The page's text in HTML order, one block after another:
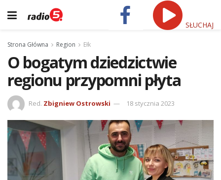
SŁUCHAJ
Strona Główna Region Ełk
O bogatym dziedzictwie
regionu przypomni płyta
Red. Zbigniew Ostrowski 18 stycznia 2023